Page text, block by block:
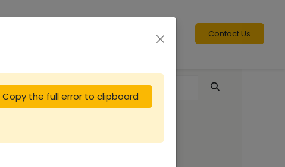
Contact Us
Nourrisseur Dt 5
Copy the full error to clipboard